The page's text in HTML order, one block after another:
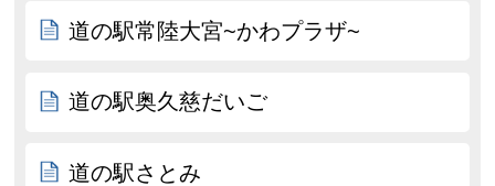
道の駅常陸大宮~かわプラザ~
道の駅奥久慈だいご
道の駅さとみ